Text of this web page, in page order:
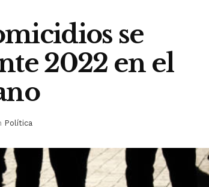
se
2022 en el
Política